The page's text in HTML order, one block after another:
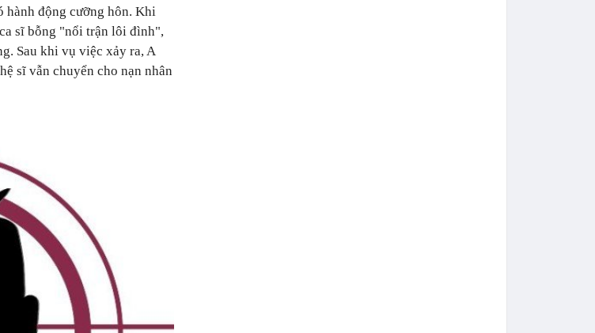
hành động cưỡng hôn. Khi
sĩ bỗng "nổi trận lôi đình",
Sau khi vụ việc xảy ra, A
sĩ vẫn chuyển cho nạn nhân